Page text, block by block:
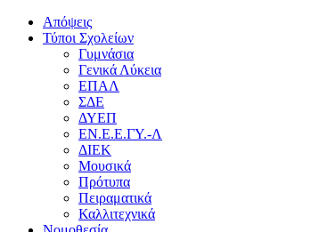
Απόψεις
Τύποι Σχολείων
Γυμνάσια
Γενικά Λύκεια
ΕΠΑΛ
ΣΔΕ
ΔΥΕΠ
ΕΝ.Ε.Ε.ΓΥ.-Λ
ΔΙΕΚ
Μουσικά
Πρότυπα
Πειραματικά
Καλλιτεχνικά